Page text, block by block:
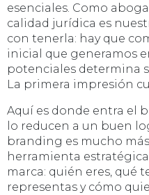
esenciales. Como
calidad jurídica es
con tenerla: hay que
inicial que generamos
potenciales determina
La primera impresión
Aquí es donde entra el
lo reducen a un buen
branding es mucho
herramienta
marca: quién eres, qué
representas y cómo